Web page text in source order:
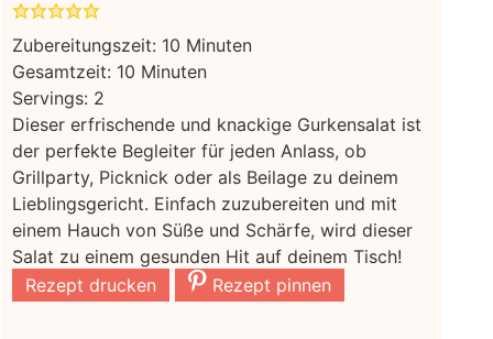
Zubereitungszeit: 10 Minuten
Minuten
Gesamtzeit: 10 Minuten
Minuten
Servings: 2
Dieser erfrischende und knackige Gurkensalat ist
der perfekte Begleiter für jeden Anlass, ob
Grillparty, Picknick oder als Beilage zu deinem
Lieblingsgericht. Einfach zuzubereiten und mit
einem Hauch von Süße und Schärfe, wird dieser
Salat zu einem gesunden Hit auf deinem Tisch!
Rezept drucken
Rezept pinnen